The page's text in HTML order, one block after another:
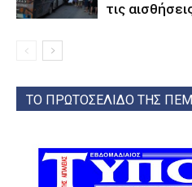
τις
ΤΟ ΠΡΩΤΟΣΕΛΙΔΟ ΤΗΣ